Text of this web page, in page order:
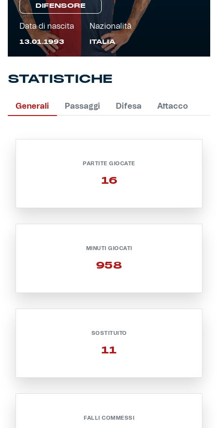
Primavera
Settore giovanile
Training
Pre Match
Robe di Kappa x Genoa
Vintage Collection
DIFENSORE
Data di nascita
13.01.1993
Nazionalità
ITALIA
STATISTICHE
Generali Passaggi Difesa Attacco
PARTITE GIOCATE
16
MINUTI GIOCATI
958
SOSTITUITO
11
FALLI COMMESSI